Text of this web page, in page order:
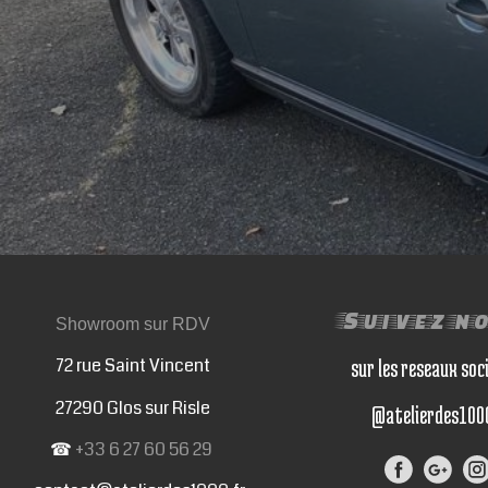
Showroom sur RDV
72 rue Saint Vincent
27290 Glos sur Risle
☎ +33 6 27 60 56 29
Suivez
sur les reseaux